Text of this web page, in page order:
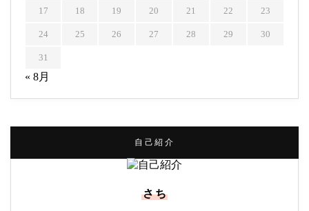
17 18 19 20 21 22 23
24 25 26 27 28 29 30
31
« 8月
自己紹介
さち